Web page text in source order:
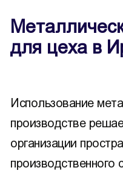
для цеха в
Использование
производстве
организации
производственного